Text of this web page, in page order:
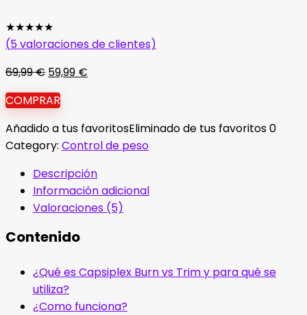
★★★★★
(5valoraciones de clientes)
69,99€ El
precio
original
era:
69,99 €.
59,99 €
es:
59,99 €.
COMPRAR
Añadido a tus favoritosEliminado de tus favoritos0
Category: Control de peso
Descripción
Información adicional
Valoraciones (5)
Contenido
¿Qué es Capsiplex Burn vs Trim y para qué se
utiliza?
¿Como funciona?